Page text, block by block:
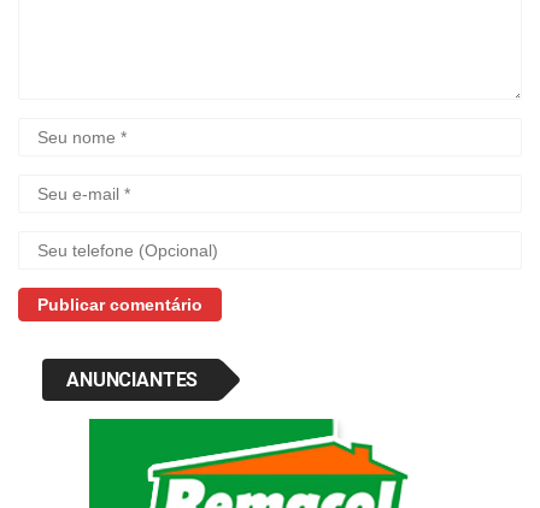
ANUNCIANTES